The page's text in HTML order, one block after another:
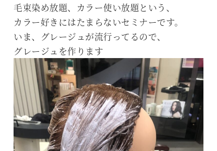
毛束染め放題、カラー使い放題という、
カラー好きにはたまらないセミナーです。
いま、グレージュが流行ってるので、
グレージュを作ります